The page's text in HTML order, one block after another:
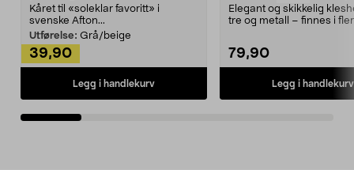
Kåret til «soleklar favoritt» i
svenske Afton...
Utførelse: Grå/beige
39,90
Legg i handlekurv
Elegant og skikkelig
tre og metall – finnes i
79,90
Legg i handlekurv